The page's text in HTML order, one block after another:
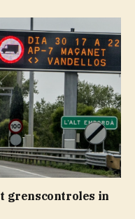
grenscontroles in